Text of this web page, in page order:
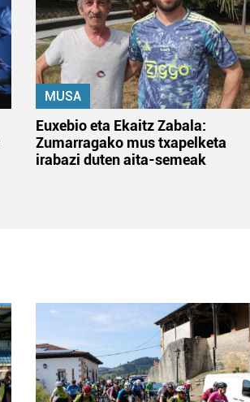
MUSA
Euxebio eta Ekaitz Zabala:
Zumarragako mus txapelketa
irabazi duten aita-semeak